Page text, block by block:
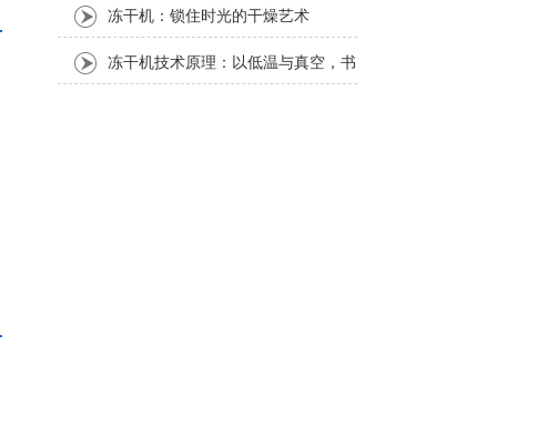
解锁茶产业新可能
冻干机：锁住时光的干燥艺术
冻干机技术原理：以低温与真空，书